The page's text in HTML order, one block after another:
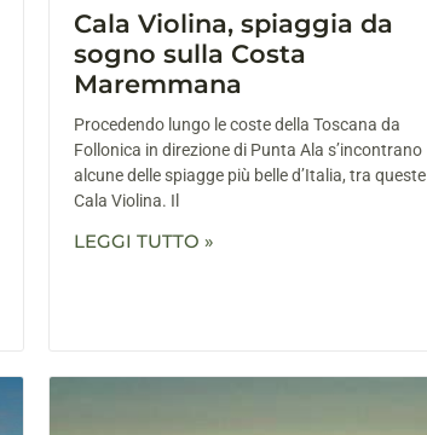
Cala Violina, spiaggia da
sogno sulla Costa
Maremmana
Procedendo lungo le coste della Toscana da
Follonica in direzione di Punta Ala s’incontrano
alcune delle spiagge più belle d’Italia, tra queste
Cala Violina. Il
LEGGI TUTTO »